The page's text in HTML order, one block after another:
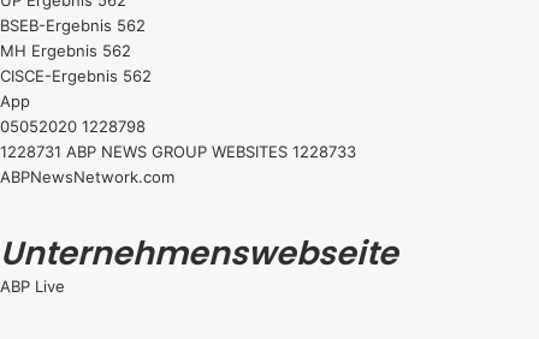
BSEB-Ergebnis 562
MH Ergebnis 562
CISCE-Ergebnis 562
App
05052020 1228798
1228731 ABP NEWS GROUP WEBSITES 1228733
ABPNewsNetwork.com
Unternehmenswebseite
ABP Live